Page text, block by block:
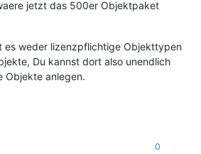
jetzt das 500er Objektpaket
es weder lizenzpflichtige Objekttypen
Du kannst dort also unendlich
Objekte anlegen.
0